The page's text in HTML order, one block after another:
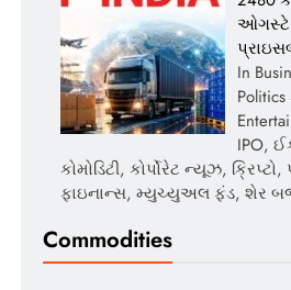
In
IPO,
કોમોડિટી, કોર્પોરેટ ન્યૂઝ,
ફાઇનાન્સ, મ્યુચ્યુઅલ ફંડ, શેર
Commodities